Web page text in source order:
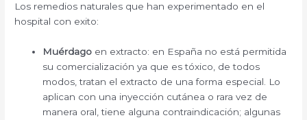
Los remedios naturales que han experimentado en el
hospital con exito:
Muérdago en extracto: en España no está permitida
su comercialización ya que es tóxico, de todos
modos, tratan el extracto de una forma especial. Lo
aplican con una inyección cutánea o rara vez de
manera oral, tiene alguna contraindicación; algunas